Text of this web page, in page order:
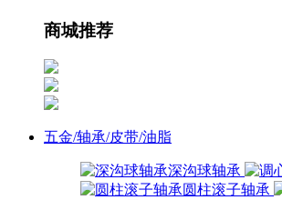
商城推荐
五金/轴承/皮带/油脂
深沟球轴承
圆柱滚子轴承